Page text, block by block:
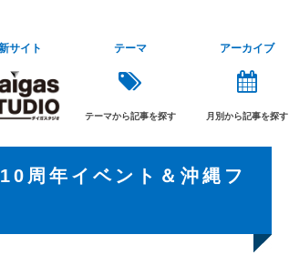
サイト テーマ
テーマから記事を探す
アーカイブ
月別から記事を探す
周年イベント＆沖縄フ